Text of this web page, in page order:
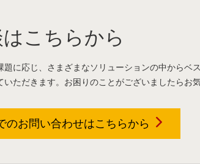
こちらから
題に応じ、さまざまなソリューションの中からベ
いただきます。お困りのことがございましたらお
のお問い合わせはこちらから